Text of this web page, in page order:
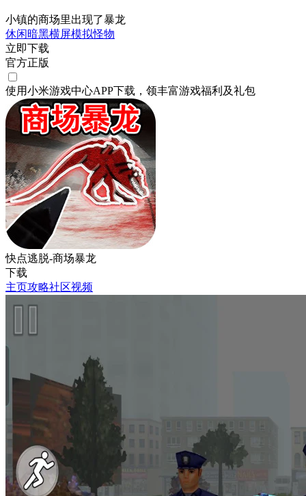
小镇的商场里出现了暴龙
休闲暗黑横屏模拟怪物
立即下载
官方正版
使用小米游戏中心APP下载 ，领丰富游戏福利 及礼包
快点逃脱-商场暴龙
下载
主页攻略社区视频